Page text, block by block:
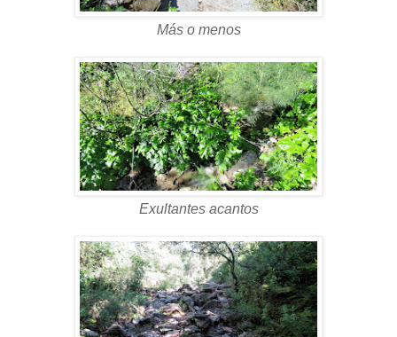
Más o menos
Exultantes acantos